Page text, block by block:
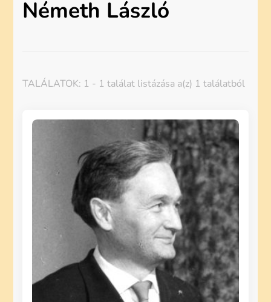
Németh László
TALÁLATOK: 1 - 1 találat listázása a(z) 1 találatból